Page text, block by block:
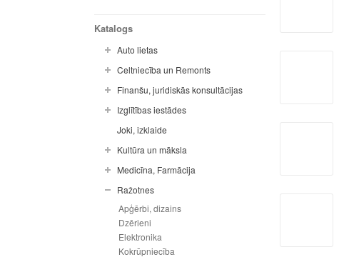
Katalogs
Auto lietas
Celtniecība un Remonts
Finanšu, juridiskās konsultācijas
Izglītības iestādes
Joki, izklaide
Kultūra un māksla
Medicīna, Farmācija
Ražotnes
Apģērbi, dizains
Dzērieni
Elektronika
Kokrūpniecība